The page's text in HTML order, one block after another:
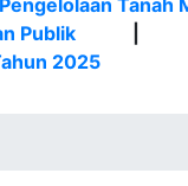
Publik
2025